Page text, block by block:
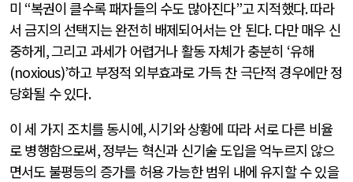
미 “복권이 클수록 패자들의 수도 많아진다”고 지적했다.따라
서 금지의 선택지는 완전히 배제되어서는 안 된다.다만 매우 신
중하게,그리고 과세가 어렵거나 활동 자체가 충분히 ‘유해
(noxious)’하고 부정적 외부효과로 가득 찬 극단적 경우에만 정
당화될 수 있다.
이 세 가지 조치를 동시에,시기와 상황에 따라 서로 다른 비율
로 병행함으로써,정부는 혁신과 신기술 도입을 억누르지 않으
면서도 불평등의 증가를 허용 가능한 범위 내에 유지할 수 있을